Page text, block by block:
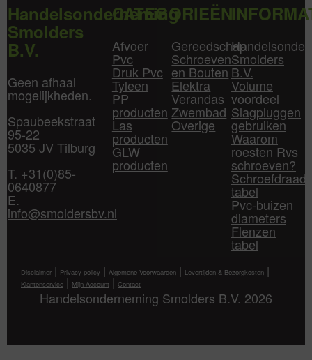
Handelsonderneming
Smolders
B.V.
Geen afhaal
mogelijkheden.
Spaubeekstraat
95-22
5035 JV Tilburg
T. +31(0)85-
0640877
E.
info@smoldersbv.nl
CATEGORIEËN
Afvoer
Pvc
Druk Pvc
Tyleen
PP
producten
Las
producten
GLW
producten
Gereedschap
Schroeven
en Bouten
Elektra
Verandas
Zwembad
Overige
Smolders
B.V.
Volume
voordeel
Slagpluggen
gebruiken
Waarom
roesten Rvs
schroeven?
Schroefdraad
tabel
Pvc-buizen
diameters
Flenzen
tabel
Disclaimer | Privacy policy | Algemene Voorwaarden | Levertijden & Bezorgkosten |
Klantenservice | Mijn Account | Contact
Handelsonderneming Smolders B.V. 2026